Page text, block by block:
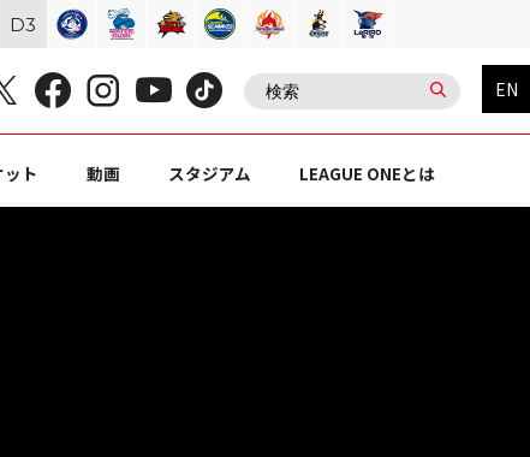
EN
ト 動画 スタジアム LEAGUE ONEとは
D3